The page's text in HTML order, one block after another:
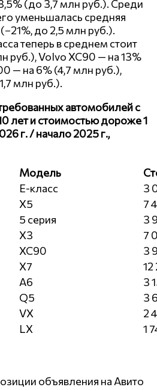
(до 3,7 млн руб.). Среди
уменьшалась средняя
до 2,5 млн руб.).
теперь в среднем стоит
руб.), Volvo XC90 — на 13%
— на 6% (4,7 млн руб.),
млн руб.).
автомобилей с
лет и стоимостью дороже 1
г. / начало 2025 г.,
Модель
E-класс
3
X5
7
5 серия
3
X3
7
XC90
3
X7
A6
3
Q5
3
VX
2
LX 1
объявления на Авито